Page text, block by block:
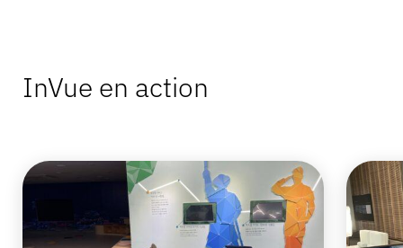
InVue en action